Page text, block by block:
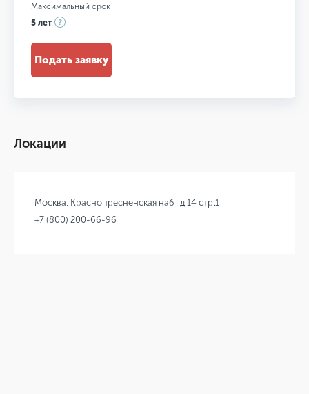
Максимальный срок
5 лет
Подать заявку
Локации
Москва, Краснопресненская наб., д.14 стр.1
+7 (800) 200-66-96